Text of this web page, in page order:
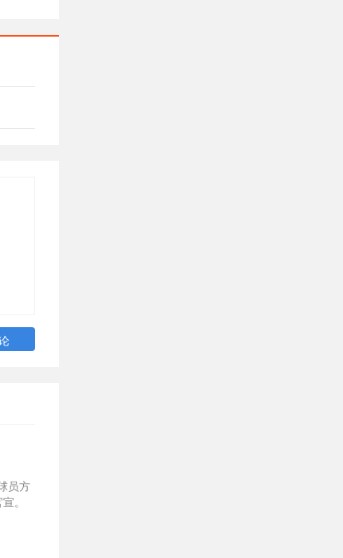
员方
。